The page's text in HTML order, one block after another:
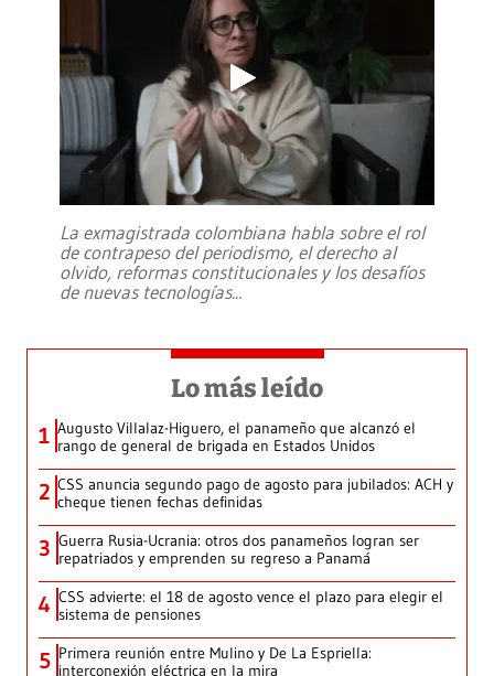
La exmagistrada colombiana habla sobre el rol
de contrapeso del periodismo, el derecho al
olvido, reformas constitucionales y los desafíos
de nuevas tecnologías...
Lo más leído
1 Augusto Villalaz-Higuero, el panameño que alcanzó el
rango de general de brigada en Estados Unidos
2 CSS anuncia segundo pago de agosto para jubilados: ACH y
cheque tienen fechas definidas
3 Guerra Rusia-Ucrania: otros dos panameños logran ser
repatriados y emprenden su regreso a Panamá
4 CSS advierte: el 18 de agosto vence el plazo para elegir el
sistema de pensiones
5 Primera reunión entre Mulino y De La Espriella:
interconexión eléctrica en la mira